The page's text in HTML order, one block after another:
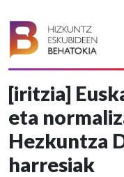
[iritzia]
eta
Hezkuntza
harresiak